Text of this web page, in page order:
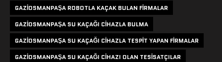
GAZIOSMANPAŞA ROBOTLA KAÇAK BULAN FIRMALAR
GAZIOSMANPAŞA SU KAÇAĞI CIHAZLA BULMA
GAZIOSMANPAŞA SU KAÇAĞI CIHAZLA TESPIT YAPAN FIRMALAR
GAZIOSMANPAŞA SU KAÇAĞI CIHAZI OLAN TESISATÇILAR